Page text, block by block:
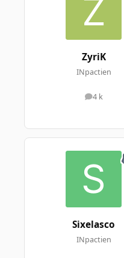
ZyriK
INpactien
4 k
messages
Sixelasco
INpactien